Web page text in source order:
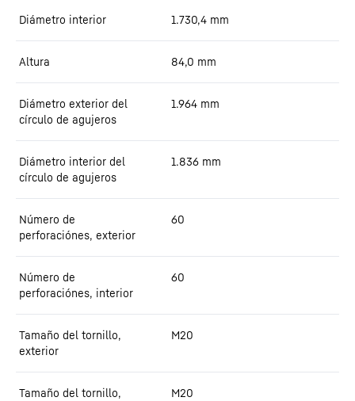
Diámetro interior 1.730,4 mm
Altura 84,0 mm
Diámetro exterior del
círculo de agujeros
1.964 mm
Diámetro interior del
círculo de agujeros
1.836 mm
Número de
perforaciónes, exterior
60
Número de
perforaciónes, interior
60
Tamaño del tornillo,
exterior
M20
Tamaño del tornillo,
M20